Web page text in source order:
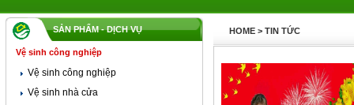
SẢN PHẨM - DỊCH VỤ
Vệ sinh công nghiệp
Vệ sinh công nghiệp
Vệ sinh nhà cửa
HOME > TIN TỨC